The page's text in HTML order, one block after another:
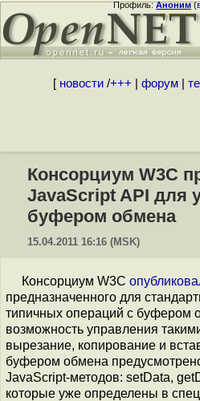
Профиль:Аноним(
[ новости/+++ форум|
Консорциум W3C
JavaScript API для
буфером обмена
15.04.2011 16:16 (MSK)
Консорциум W3C
предназначенного для
типичных операций с буфером
возможность управления
вырезание, копирование и
буфером обмена
JavaScript-методов: setData,
которые уже определены в